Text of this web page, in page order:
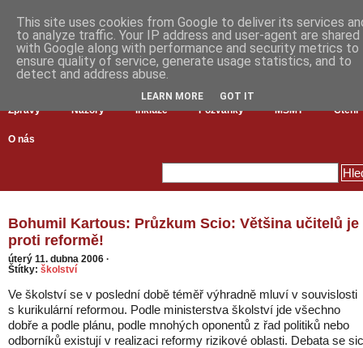
Zprávy Názory Inkluze Pozvánky MŠMT Čtení
O nás
Bohumil Kartous: Průzkum Scio: Většina učitelů je
proti reformě!
úterý 11. dubna 2006 ·
Štítky: školství
Ve školství se v poslední době téměř výhradně mluví v souvislosti
s kurikulární reformou. Podle ministerstva školství jde všechno
dobře a podle plánu, podle mnohých oponentů z řad politiků nebo
odborníků existují v realizaci reformy rizikové oblasti. Debata se
This site uses cookies from Google to deliver its services
to analyze traffic. Your IP address and user-agent are shared
with Google along with performance and security metrics to
ensure quality of service, generate usage statistics, and to
detect and address abuse.
LEARN MORE GOT IT